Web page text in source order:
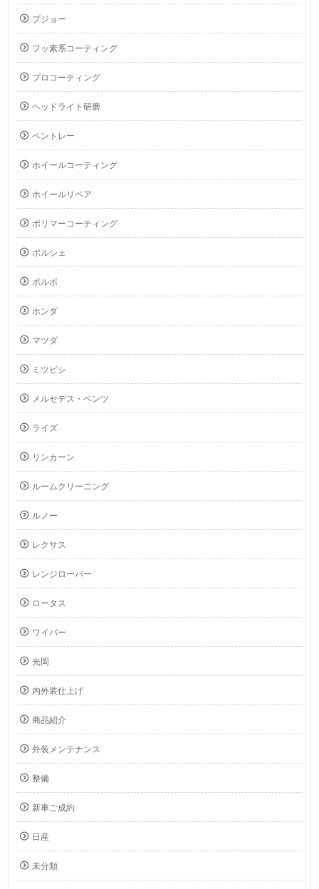
プジョー
フッ素系コーティング
プロコーティング
ヘッドライト研磨
ベントレー
ホイールコーティング
ホイールリペア
ポリマーコーティング
ポルシェ
ボルボ
ホンダ
マツダ
ミツビシ
メルセデス・ベンツ
ライズ
リンカーン
ルームクリーニング
ルノー
レクサス
レンジローバー
ロータス
ワイパー
光岡
内外装仕上げ
商品紹介
外装メンテナンス
整備
新車ご成約
日産
未分類